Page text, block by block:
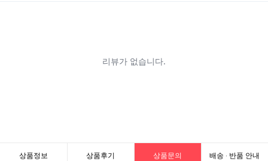
상품정보 상품후기 상품문의 배송 · 반품 안내